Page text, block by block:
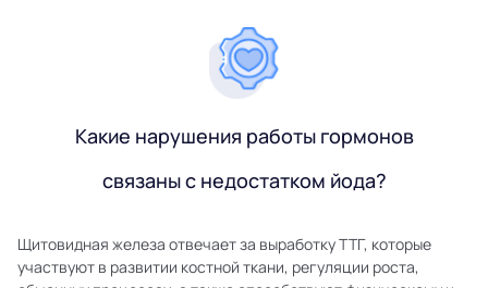
Какие нарушения работы гормонов
связаны с недостатком йода?
Щитовидная железа отвечает за выработку ТТГ, которые
участвуют в развитии костной ткани, регуляции роста,